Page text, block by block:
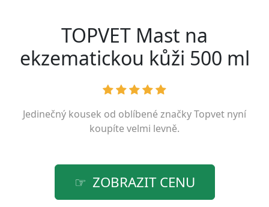
TOPVET Mast na
ekzematickou kůži 500 ml
Jedinečný kousek od oblíbené značkyTopvet nyní
koupíte velmi levně.
ZOBRAZIT CENU